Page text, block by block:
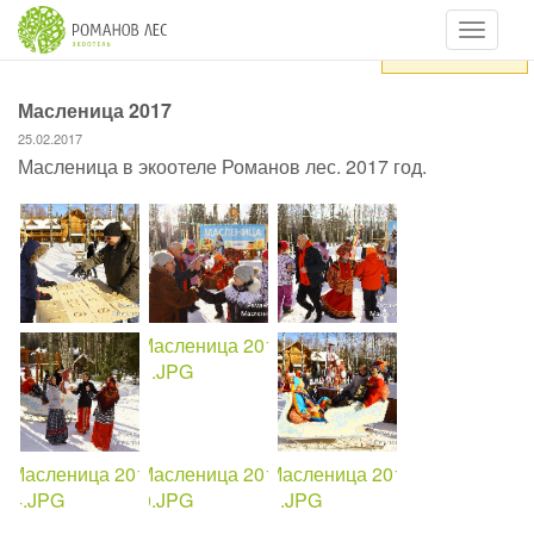
Масленица 2017
25.02.2017
Масленица в экоотеле Романов лес. 2017 год.
Загрузка...